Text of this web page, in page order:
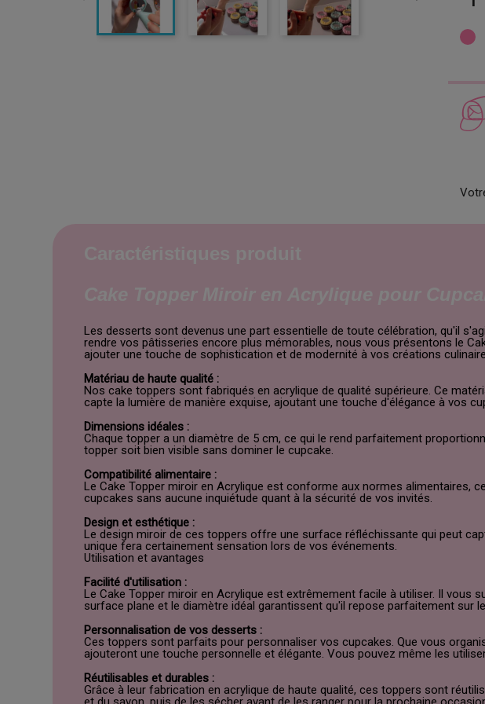
Les desserts sont devenus une part essentielle de toute célébration, qu'il
rendre vos pâtisseries encore plus mémorables, nous vous présentons le
ajouter une touche de sophistication et de modernité à vos créations
Matériau de haute qualité :
Nos cake toppers sont fabriqués en acrylique de qualité supérieure. Ce
capte la lumière de manière exquise, ajoutant une touche d'élégance à vos
Dimensions idéales :
Chaque topper a un diamètre de 5 cm, ce qui le rend parfaitement
topper soit bien visible sans dominer le cupcake.
Compatibilité alimentaire :
Le Cake Topper miroir en Acrylique est conforme aux normes alimentaires,
cupcakes sans aucune inquiétude quant à la sécurité de vos invités.
Design et esthétique :
Le design miroir de ces toppers offre une surface réfléchissante qui peut
unique fera certainement sensation lors de vos événements.
Utilisation et avantages
Facilité d'utilisation :
Le Cake Topper miroir en Acrylique est extrêmement facile à utiliser. Il vous
surface plane et le diamètre idéal garantissent qu'il repose parfaitement sur
Personnalisation de vos desserts :
Ces toppers sont parfaits pour personnaliser vos cupcakes. Que vous
ajouteront une touche personnelle et élégante. Vous pouvez même les
Réutilisables et durables :
Grâce à leur fabrication en acrylique de haute qualité, ces toppers sont